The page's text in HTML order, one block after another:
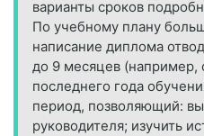
варианты сроков
По учебному плану
написание диплома
до 9 месяцев (например,
последнего года
период, позволяющий:
руководителя; изучить